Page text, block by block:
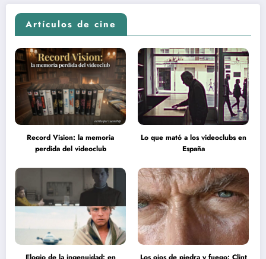
Artículos de cine
Record Vision: la memoria
perdida del videoclub
Lo que mató a los videoclubs en
España